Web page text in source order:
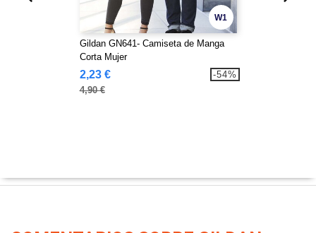
W1
Gildan GN641- Camiseta de Manga
Corta Mujer
2,23 €
4,90 €
-54%